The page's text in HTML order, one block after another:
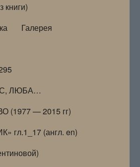
Галерея
ЛЮБА…
(1977 — 2015 гг)
гл.1_17 (англ. en)